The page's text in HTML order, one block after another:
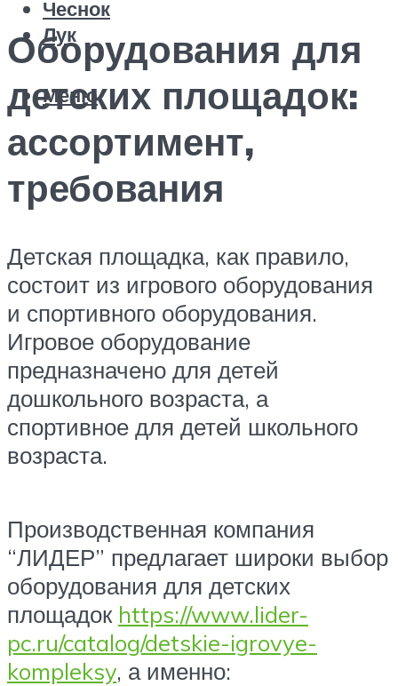
Чеснок
Лук
Меню
Оборудования для
детских площадок:
ассортимент,
требования
Детская площадка, как правило,
состоит из игрового оборудования
и спортивного оборудования.
Игровое оборудование
предназначено для детей
дошкольного возраста, а
спортивное для детей школьного
возраста.
Производственная компания
“ЛИДЕР” предлагает широки выбор
оборудования для детских
площадок https://www.lider-
pc.ru/catalog/detskie-igrovye-
kompleksy, а именно: